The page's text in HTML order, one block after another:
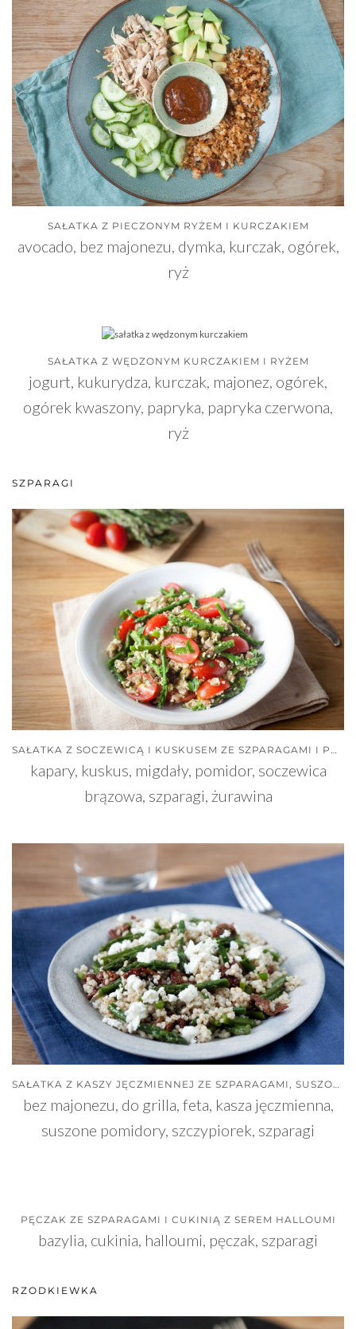
SAŁATKA Z PIECZONYM RYŻEM I KURCZAKIEM
avocado, bez majonezu, dymka, kurczak, ogórek,
ryż
SAŁATKA Z WĘDZONYM KURCZAKIEM I RYŻEM
jogurt, kukurydza, kurczak, majonez, ogórek,
ogórek kwaszony, papryka, papryka czerwona,
ryż
SZPARAGI
SAŁATKA Z SOCZEWICĄ I KUSKUSEM ZE SZPARAGAMI I POMIDORKAMI
kapary, kuskus, migdały, pomidor, soczewica
brązowa, szparagi, żurawina
SAŁATKA Z KASZY JĘCZMIENNEJ ZE SZPARAGAMI, SUSZONYMI POMIDORAMI I FETĄ
bez majonezu, do grilla, feta, kasza jęczmienna,
suszone pomidory, szczypiorek, szparagi
PĘCZAK ZE SZPARAGAMI I CUKINIĄ Z SEREM HALLOUMI
bazylia, cukinia, halloumi, pęczak, szparagi
RZODKIEWKA